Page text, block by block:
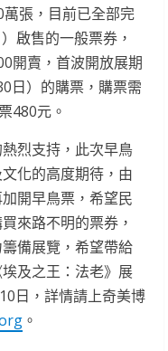
張，目前已全部完
啟售的一般票券，
開賣，首波開放展期
日）的購票，購票需
480元。
烈支持，此次早鳥
化的高度期待，由
開早鳥票，希望民
來路不明的票券，
備展覽，希望帶給
及之王：法老》展
日，詳情請上奇美博
。